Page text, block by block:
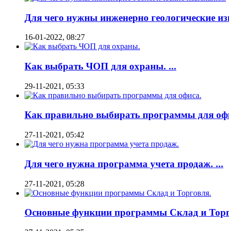
Для чего нужны инженерно геологические
16-01-2022, 08:27
Как выбрать ЧОП для охраны. ...
29-11-2021, 05:33
Как правильно выбирать программы для
27-11-2021, 05:42
Для чего нужна программа учета продаж. ...
27-11-2021, 05:28
Основные функции программы Склад и